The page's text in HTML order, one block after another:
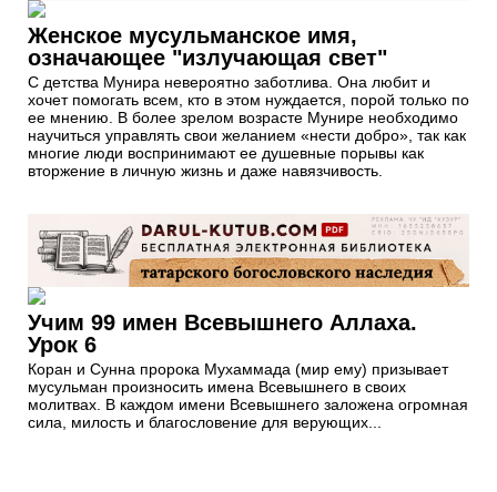
Женское мусульманское имя,
означающее "излучающая свет"
С детства Мунира невероятно заботлива. Она любит и
хочет помогать всем, кто в этом нуждается, порой только по
ее мнению. В более зрелом возрасте Мунире необходимо
научиться управлять свои желанием «нести добро», так как
многие люди воспринимают ее душевные порывы как
вторжение в личную жизнь и даже навязчивость.
Учим 99 имен Всевышнего Аллаха.
Урок 6
Коран и Сунна пророка Мухаммада (мир ему) призывает
мусульман произносить имена Всевышнего в своих
молитвах. В каждом имени Всевышнего заложена огромная
сила, милость и благословение для верующих...